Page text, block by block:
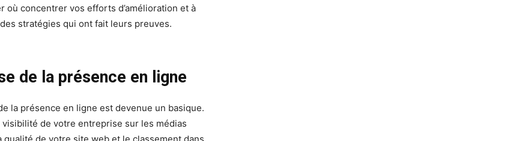
où concentrer vos efforts d’amélioration et à
stratégies qui ont fait leurs preuves.
de la présence en ligne
de la présence en ligne est devenue un basique.
visibilité de votre entreprise sur les médias